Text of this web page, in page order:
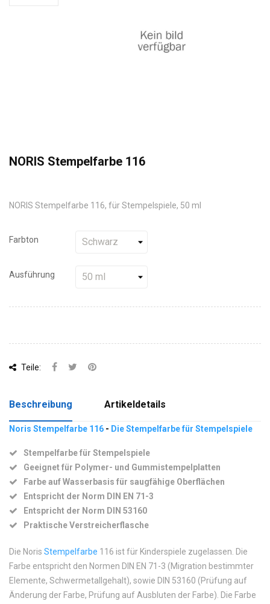
NORIS Stempelfarbe 116
NORIS Stempelfarbe 116, für Stempelspiele, 50 ml
Farbton
Ausführung
Teile:
Beschreibung Artikeldetails
Noris Stempelfarbe 116 - Die Stempelfarbe für Stempelspiele
Stempelfarbe für Stempelspiele
Geeignet für Polymer- und Gummistempelplatten
Farbe auf Wasserbasis für saugfähige Oberflächen
Entspricht der Norm DIN EN 71-3
Entspricht der Norm DIN 53160
Praktische Verstreicherflasche
Die Noris Stempelfarbe 116 ist für Kinderspiele zugelassen. Die
Farbe entspricht den Normen DIN EN 71-3 (Migration bestimmter
Elemente, Schwermetallgehalt), sowie DIN 53160 (Prüfung auf
Änderung der Farbe, Prüfung auf Ausbluten der Farbe). Die Farbe